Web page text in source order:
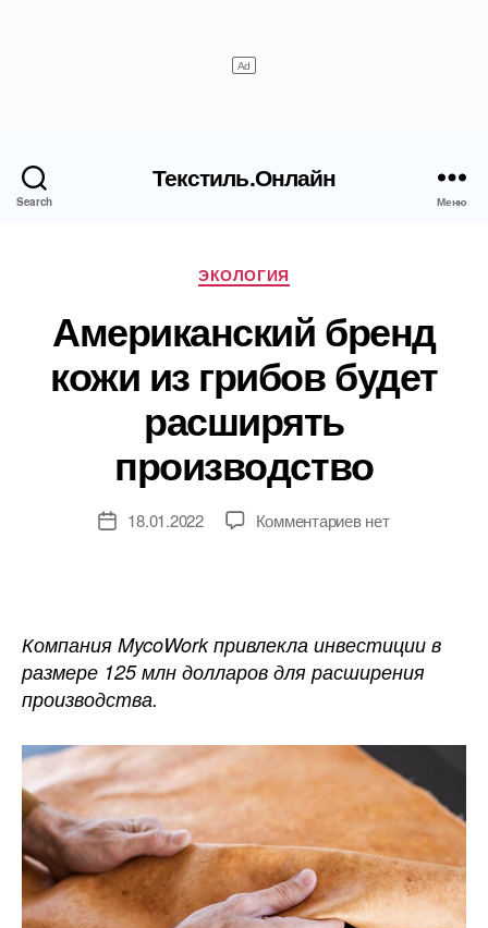
Search
Текстиль.Онлайн
Меню
Рубрики
ЭКОЛОГИЯ
Американский бренд
кожи из грибов будет
расширять
производство
Дата18.01.2022 Комментариевк
из
грибов
будет
нет
Компания MycoWork привлекла инвестиции в
размере 125 млн долларов для расширения
производства.